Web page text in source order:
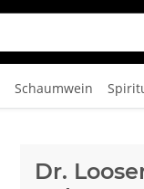
Schaumwein
Dr.